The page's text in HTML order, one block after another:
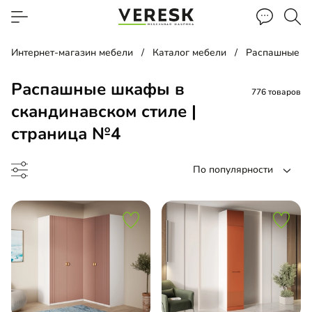
Интернет-магазин мебели Каталог мебели Распашные
Распашные шкафы в
скандинавском стиле |
страница №4
776 товаров
По популярности